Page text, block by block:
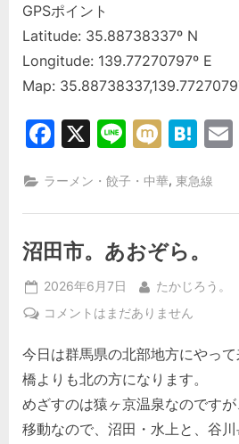
GPSポイント
Latitude: 35.88738337º N
Longitude: 139.77270797º E
Map:
Facebook
X LineMixi
ラーメン・餃子・中華,東急線
沼田市。あおぞら。
Posted
on
2026年6月7日 By
たかじろう。
沼
市。
あ
ぞ
ら。
コメントはまだありません
今日は群馬県の北部地方にやっ
橋よりも北の方になります。
めざすのは猿ヶ京温泉なのです
移動なので、沼田・水上と、谷